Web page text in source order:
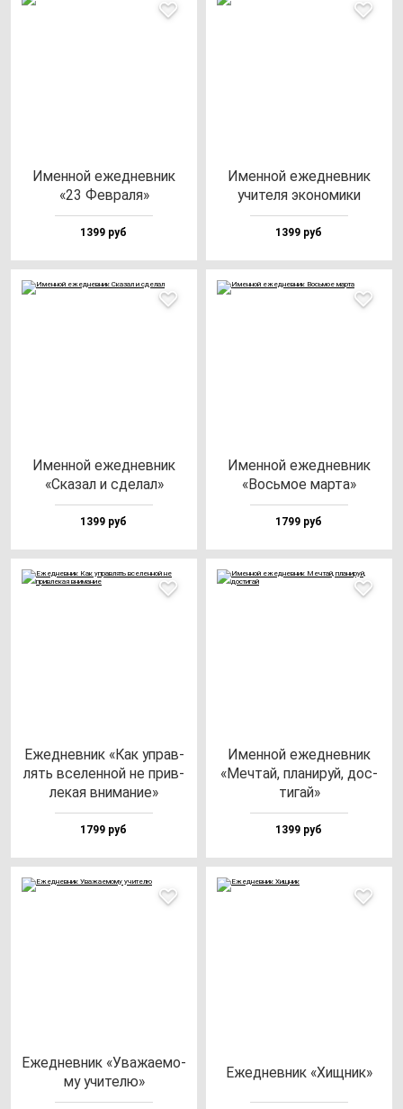
Имен­ной ежед­нев­ник
«23 Фев­ра­ля»
1399 руб
Имен­ной ежед­нев­ник
учи­те­ля эко­но­ми­ки
1399 руб
Имен­ной ежед­нев­ник
«Ска­зал и сде­лал»
1399 руб
Имен­ной ежед­нев­ник
«Вось­мое мар­та»
1799 руб
Ежед­нев­ник «Как уп­рав­
лять все­лен­ной не прив­
ле­кая вни­ма­ние»
1799 руб
Имен­ной ежед­нев­ник
«Меч­тай, пла­ни­руй, дос­
ти­гай»
1399 руб
Ежед­нев­ник «Ува­жа­емо­
му учи­те­лю»
Ежед­нев­ник «Хищ­ник»